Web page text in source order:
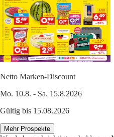
Netto Marken-Discount
Mo. 10.8. - Sa. 15.8.2026
Gültig bis 15.08.2026
Mehr Prospekte